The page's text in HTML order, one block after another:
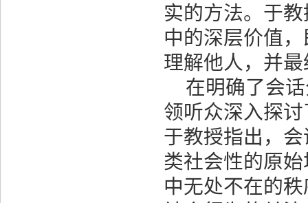
实的方法。于
中的深层价值
理解他人，并
在明确了会
领听众深入探
于教授指出，
类社会性的原
中无处不在的